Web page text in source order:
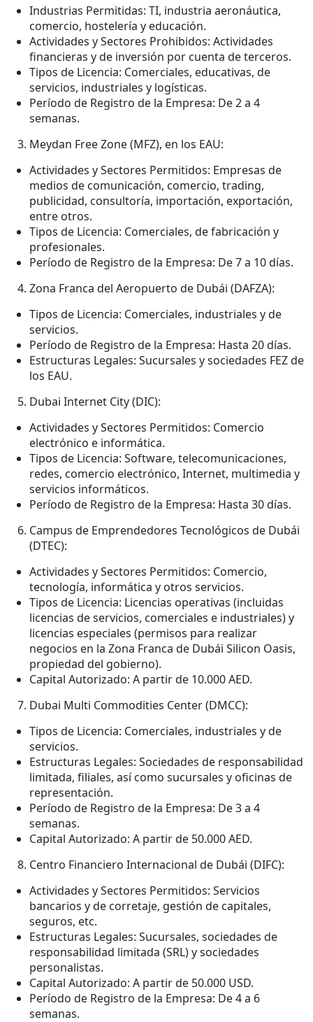
Industrias Permitidas: TI, industria aeronáutica,
comercio, hostelería y educación.
Actividades y Sectores Prohibidos: Actividades
financieras y de inversión por cuenta de terceros.
Tipos de Licencia: Comerciales, educativas, de
servicios, industriales y logísticas.
Período de Registro de la Empresa: De 2 a 4
semanas.
Meydan Free Zone (MFZ), en los EAU:
Actividades y Sectores Permitidos: Empresas de
medios de comunicación, comercio, trading,
publicidad, consultoría, importación, exportación,
entre otros.
Tipos de Licencia: Comerciales, de fabricación y
profesionales.
Período de Registro de la Empresa: De 7 a 10 días.
Zona Franca del Aeropuerto de Dubái (DAFZA):
Tipos de Licencia: Comerciales, industriales y de
servicios.
Período de Registro de la Empresa: Hasta 20 días.
Estructuras Legales: Sucursales y sociedades FEZ de
los EAU.
Dubai Internet City (DIC):
Actividades y Sectores Permitidos: Comercio
electrónico e informática.
Tipos de Licencia: Software, telecomunicaciones,
redes, comercio electrónico, Internet, multimedia y
servicios informáticos.
Período de Registro de la Empresa: Hasta 30 días.
Campus de Emprendedores Tecnológicos de Dubái
(DTEC):
Actividades y Sectores Permitidos: Comercio,
tecnología, informática y otros servicios.
Tipos de Licencia: Licencias operativas (incluidas
licencias de servicios, comerciales e industriales) y
licencias especiales (permisos para realizar
negocios en la Zona Franca de Dubái Silicon Oasis,
propiedad del gobierno).
Capital Autorizado: A partir de 10.000 AED.
Dubai Multi Commodities Center (DMCC):
Tipos de Licencia: Comerciales, industriales y de
servicios.
Estructuras Legales: Sociedades de responsabilidad
limitada, filiales, así como sucursales y oficinas de
representación.
Período de Registro de la Empresa: De 3 a 4
semanas.
Capital Autorizado: A partir de 50.000 AED.
Centro Financiero Internacional de Dubái (DIFC):
Actividades y Sectores Permitidos: Servicios
bancarios y de corretaje, gestión de capitales,
seguros, etc.
Estructuras Legales: Sucursales, sociedades de
responsabilidad limitada (SRL) y sociedades
personalistas.
Capital Autorizado: A partir de 50.000 USD.
Período de Registro de la Empresa: De 4 a 6
semanas.